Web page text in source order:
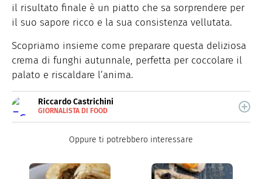
il risultato finale è un piatto che sa sorprendere per
il suo sapore ricco e la sua consistenza vellutata.
Scopriamo insieme come preparare questa deliziosa
crema di funghi autunnale, perfetta per coccolare il
palato e riscaldare l’anima.
Riccardo Castrichini
GIORNALISTA DI FOOD
Nato a Latina, è laureato in Economia e Marketing e ha
con redazioni giornalistiche e radio.
Oppure ti potrebbero interessare